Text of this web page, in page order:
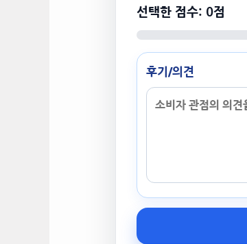
선택한 점수: 0점
후기/의견